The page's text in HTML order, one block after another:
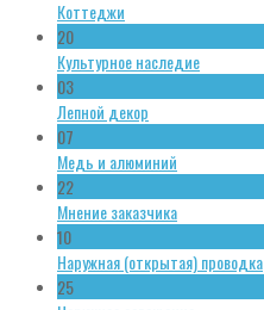
Коттеджи
20
Культурное наследие
03
Лепной декор
07
Медь и алюминий
22
Мнение заказчика
10
Наружная (открытая) проводка
25